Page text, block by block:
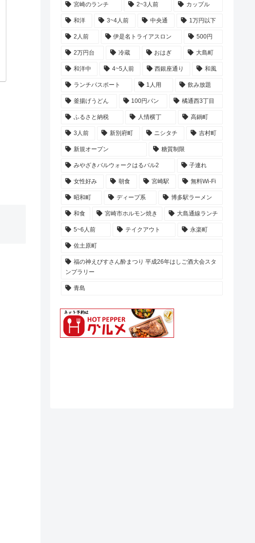
宮崎のランチ 2~3人前 カップル
和洋 3~4人前 中央通 1万円以下
2人前 伊是名トライアスロン 500円
2万円台 冷蔵 おはぎ 大島町
和洋中 4~5人前 西銀座通り 和風
ランチパスポート 1人用 飲み放題
釜揚げうどん 100円パン 橘通西3丁目
ふるさと納税 人情横丁 高鍋町
3人前 新別府町 ニシタチ 吉村町
新規オープン 糖質制限
みやざきバルウォークはるバル2 子連れ
女性好み 朝食 宮崎駅 無料Wi-Fi
昭和町 ディープ系 博多駅ラーメン
和食 宮崎市ホルモン焼き 大島通線ランチ
5~6人前 テイクアウト 永楽町
佐土原町
福の神えびすさん酔まつり 平成26年はしご酒大会スタ
ンプラリー
青島